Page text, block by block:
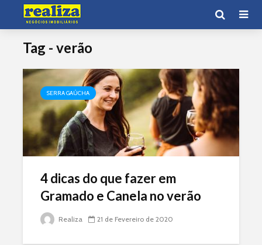
Tag - verão
SERRA GAÚCHA
4 dicas do que fazer em
Gramado e Canela no verão
Realiza 21 de Fevereiro de 2020